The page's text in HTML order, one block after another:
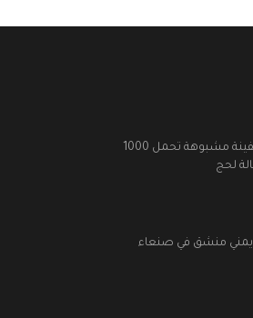
اليمن: خفر السواحل يضبط سفينة مشبوهة تحمل 1000
لحج
يمني منشق في صنعاء